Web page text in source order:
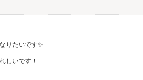
りたいです✨
しいです！